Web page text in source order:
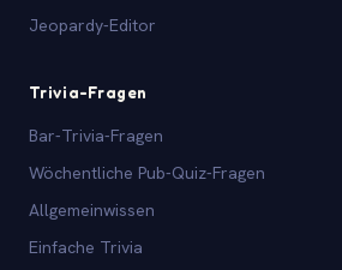
Jeopardy-Editor
Trivia-Fragen
Bar-Trivia-Fragen
Wöchentliche Pub-Quiz-Fragen
Allgemeinwissen
Einfache Trivia